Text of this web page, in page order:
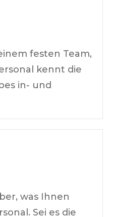
festen Team,
kennt die
in- und
was Ihnen
Sei es die